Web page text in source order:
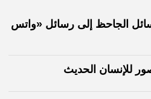
الجاحظ إلى رسائل «واتس
للإنسان الحديث